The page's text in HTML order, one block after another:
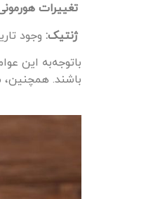
تغییرات
ژنتیک: وجود
باتوجه‌به این
باشند. همچنین،